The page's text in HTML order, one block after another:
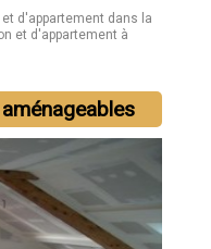
d'appartement dans la
et d'appartement à